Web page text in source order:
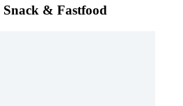
Snack & Fastfood